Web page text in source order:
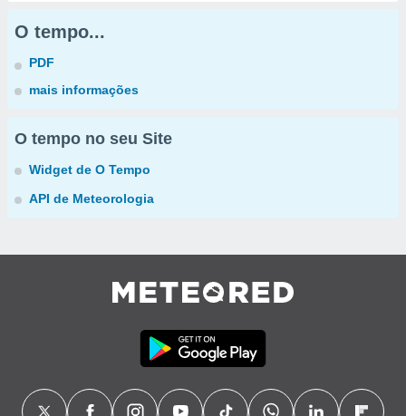
O tempo...
PDF
mais informações
O tempo no seu Site
Widget de O Tempo
API de Meteorologia